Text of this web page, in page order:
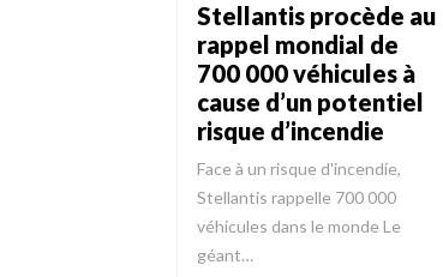
Stellantis procède au
rappel mondial de
700 000 véhicules à
cause d’un potentiel
risque d’incendie
Face à un risque d'incendie,
Stellantis rappelle 700 000
véhicules dans le monde Le
géant…